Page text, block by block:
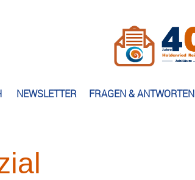
NEWSLETTER FRAGEN & ANTWORTEN